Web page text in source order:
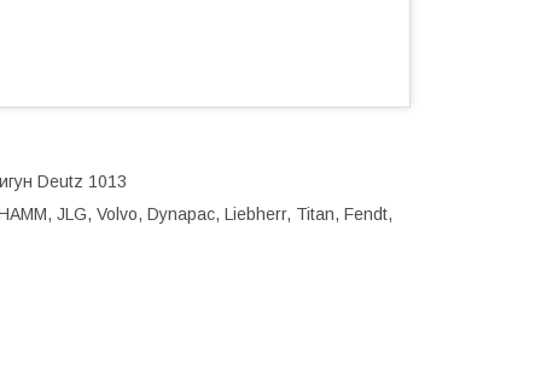
Deutz 1013
JLG, Volvo, Dynapac, Liebherr, Titan, Fendt,